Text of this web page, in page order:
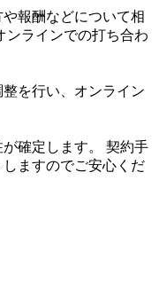
報酬などについて相
ンラインでの打ち合わ
を行い、オンライン
確定します。 契約手
ますのでご安心くだ